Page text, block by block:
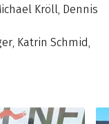
Kröll, Dennis
Katrin Schmid,